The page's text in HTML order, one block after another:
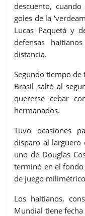
descuento,
goles de la
Lucas Paquetá y
defensas
distancia.
Segundo tiempo de
Brasil saltó al
quererse cebar
hermanados.
Tuvo ocasiones
disparo al
uno de Douglas
terminó en el
de juego
Los haitianos,
Mundial tiene